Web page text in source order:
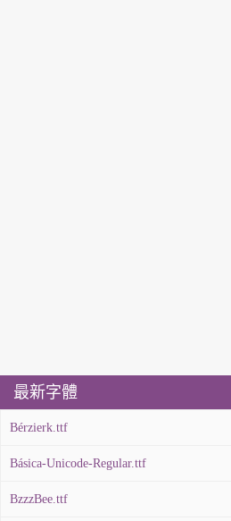
最新字體
Bérzierk.ttf
Básica-Unicode-Regular.ttf
BzzzBee.ttf